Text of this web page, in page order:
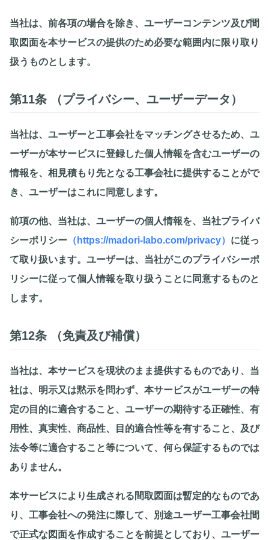
当社は、前各項の場合を除き、ユーザーコンテンツ及び間
取図面を本サービスの提供のため必要な範囲内に限り取り
扱うものとします。
第11条 （プライバシー、ユーザーデータ）
当社は、ユーザーと工事会社をマッチングさせるため、ユ
ーザーが本サービスに登録した個人情報を含むユーザーの
情報を、相見積もり先となる工事会社に提供することがで
き、ユーザーはこれに同意します。
前項の他、当社は、ユーザーの個人情報を、当社プライバ
シーポリシー （https://madori-labo.com/privacy） に従っ
て取り扱います。ユーザーは、当社がこのプライバシーポ
リシーに従って個人情報を取り扱うことに同意するものと
します。
第12条 （免責及び補償）
当社は、本サービスを現状のまま提供するものであり、当
社は、明示又は黙示を問わず、本サービスがユーザーの特
定の目的に適合すること、ユーザーの期待する正確性、有
用性、真実性、商品性、目的適合性等を有すること、及び
法令等に適合すること等について、何ら保証するものでは
ありません。
本サービスにより生成される間取図面は暫定的なものであ
り、工事会社への発注に際して、別途ユーザー工事会社間
で正式な図面を作成することを前提としており、ユーザー